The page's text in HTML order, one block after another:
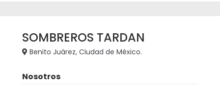
SOMBREROS TARDAN
Benito Juárez, Ciudad de México.
Nosotros